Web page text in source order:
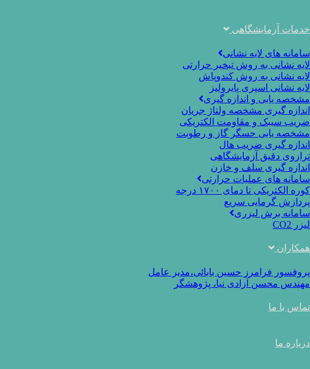
خدمات آزمایشگاهی
سامانه های لایه نشانی
لایه نشانی به روش تبخیر حرارتی
لایه نشانی به روش کندوپاش
لایه نشانی اسپری پایرولیز
مشخصه یابی و اندازه گیری
اندازه گیری مشخصه ولتاژ جریان
ضریب سیبک و مقاومت الکتریکی
مشخصه یابی حسگر گاز و رطوبت
اندازه گیری ضریب هال
ترازوی دقیق آزمایشگاهی
اندازه گیری سلف و خازن
سامانه های عملیات حرارتی
کوره الکتریکی تا دمای ۱۷۰۰ درجه
پردازش گرمایی سریع
سامانه برش لیزری
لیزر CO2
همکاران
پروفسور فرامرز حسین بابائی،مدیر عامل
مهندس محسن آزادی نیا، پژوهشگر
تماس با ما
درباره ما